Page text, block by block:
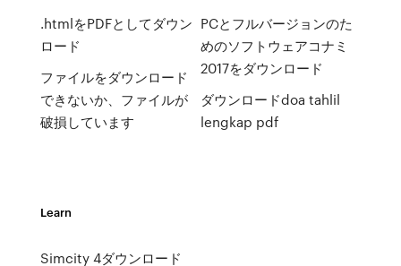
.htmlをPDFとしてダウン
ロード
ファイルをダウンロード
できないか、ファイルが
破損しています
PCとフルバージョンのた
めのソフトウェアコナミ
2017をダウンロード
ダウンロードdoa tahlil
lengkap pdf
Learn
Simcity 4ダウンロード